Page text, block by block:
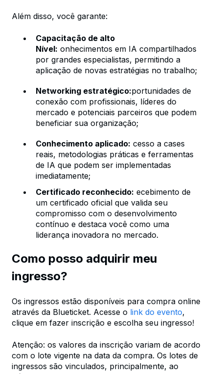
Além disso, você garante:
Capacitação de alto
Nível: onhecimentos em IA compartilhados
por grandes especialistas, permitindo a
aplicação de novas estratégias no trabalho;
Networking estratégico:portunidades de
conexão com profissionais, líderes do
mercado e potenciais parceiros que podem
beneficiar sua organização;
Conhecimento aplicado: cesso a cases
reais, metodologias práticas e ferramentas
de IA que podem ser implementadas
imediatamente;
Certificado reconhecido: ecebimento de
um certificado oficial que valida seu
compromisso com o desenvolvimento
contínuo e destaca você como uma
liderança inovadora no mercado.
Como posso adquirir meu
ingresso?
Os ingressos estão disponíveis para compra online
através da Blueticket. Acesse o link do evento,
clique em fazer inscrição e escolha seu ingresso!
Atenção: os valores da inscrição variam de acordo
com o lote vigente na data da compra. Os lotes de
ingressos são vinculados, principalmente, ao